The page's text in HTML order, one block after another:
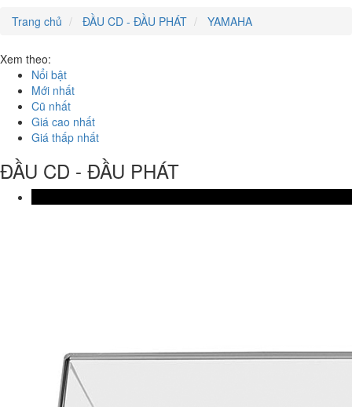
Trang chủ
ĐẦU CD - ĐẦU PHÁT YAMAHA
Xem theo:
Nổi bật
Mới nhất
Cũ nhất
Giá cao nhất
Giá thấp nhất
ĐẦU CD - ĐẦU PHÁT